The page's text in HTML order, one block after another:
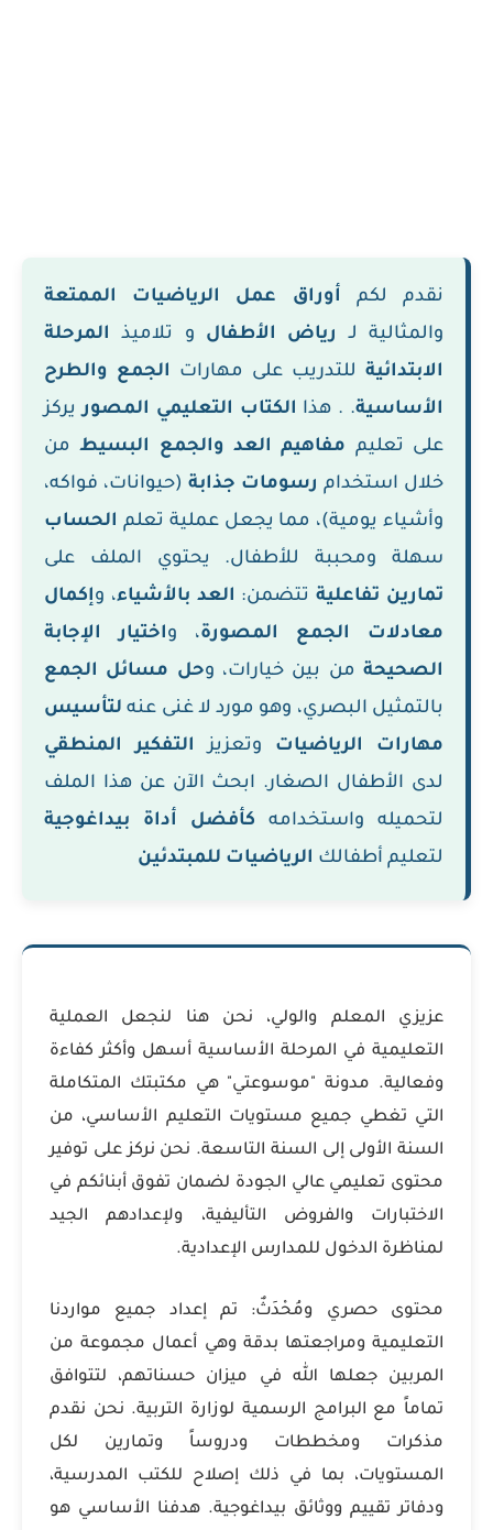
نقدم لكم أوراق عمل الرياضيات الممتعة
والمثالية لـ
رياض الأطفال و تلاميذ
المرحلة
الابتدائية للتدريب على مهارات الجمع والطرح
الأساسية. . هذا الكتاب التعليمي المصوريركز
على تعليم مفاهيم العد والجمع البسيطمن
خلال استخدام رسومات جذابة (حيوانات، فواكه،
وأشياء يومية)، مما يجعل عملية تعلم الحساب
سهلة ومحببة للأطفال. يحتوي الملف على
تمارين تفاعليةتتضمن: العد بالأشياء، وإكمال
معادلات الجمع المصورة، واختيار الإجابة
الصحيحةمن بين خيارات، وحل مسائل الجمع
بالتمثيل البصري، وهو مورد لا غنى عنه لتأسيس
مهارات الرياضيات وتعزيز
التفكير المنطقي
لدى الأطفال الصغار. ابحث الآن عن هذا الملف
لتحميله واستخدامه كأفضل أداة بيداغوجية
لتعليم أطفالك الرياضيات للمبتدئين
عزيزي المعلم والولي، نحن هنا لنجعل العملية
التعليمية في المرحلة الأساسية أسهل وأكثر كفاءة
وفعالية. مدونة "موسوعتي" هي مكتبتك المتكاملة
التي تغطي جميع مستويات التعليم الأساسي، من
السنة الأولى إلى السنة التاسعة. نحن نركز على توفير
محتوى تعليمي عالي الجودة لضمان تفوق أبنائكم في
الاختبارات والفروض التأليفية، ولإعدادهم الجيد
لمناظرة الدخول للمدارس الإعدادية.
محتوى حصري ومُحْدَثٌ: تم إعداد جميع مواردنا
التعليمية ومراجعتها بدقة وهي أعمال مجموعة من
المربين جعلها الله في ميزان حسناتهم، لتتوافق
تماماً مع البرامج الرسمية لوزارة التربية. نحن نقدم
مذكرات ومخططات ودروساً وتمارين لكل
المستويات، بما في ذلك إصلاح للكتب المدرسية،
ودفاتر تقييم ووثائق بيداغوجية. هدفنا الأساسي هو